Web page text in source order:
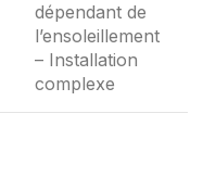
dépendant de
l’ensoleillement
– Installation
complexe